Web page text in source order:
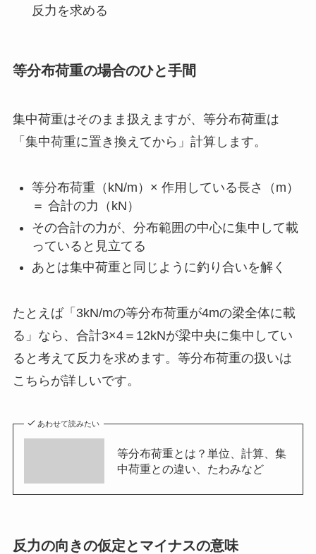
反力を求める
等分布荷重の場合のひと手間
集中荷重はそのまま扱えますが、等分布荷重は
「集中荷重に置き換えてから」計算します。
等分布荷重（kN/m）× 作用している長さ（m）
＝ 合計の力（kN）
その合計の力が、分布範囲の中心に集中して載
っていると見立てる
あとは集中荷重と同じように釣り合いを解く
たとえば「3kN/mの等分布荷重が4mの梁全体に載
る」なら、合計3×4＝12kNが梁中央に集中してい
ると考えて反力を求めます。等分布荷重の扱いは
こちらが詳しいです。
あわせて読みたい
等分布荷重とは？単位、計算、集
中荷重との違い、たわみなど
反力の向きの仮定とマイナスの意味